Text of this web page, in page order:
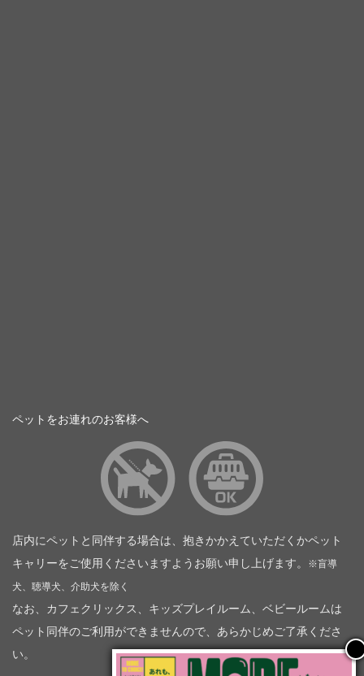
ペットをお連れのお客様へ
店内にペットと同伴する場合は、抱きかかえていただくかペット
キャリーをご使用くださいますようお願い申し上げます。
※盲導
犬、聴導犬、介助犬を除く
なお、カフェクリックス、キッズプレイルーム、ベビールームは
ペット同伴のご利用ができませんので、あらかじめご了承くださ
い。